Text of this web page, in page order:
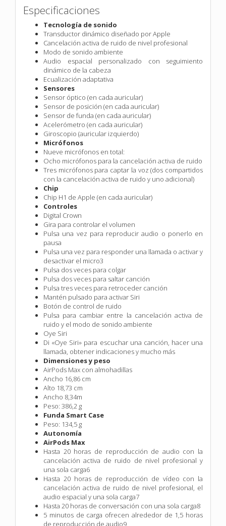
Especificaciones
Tecnología de sonido
Transductor dinámico diseñado por Apple
Cancelación activa de ruido de nivel profesional
Modo de sonido ambiente
Audio espacial personalizado con seguimiento
dinámico de la cabeza
Ecualización adaptativa
Sensores
Sensor óptico (en cada auricular)
Sensor de posición (en cada auricular)
Sensor de funda (en cada auricular)
Acelerómetro (en cada auricular)
Giroscopio (auricular izquierdo)
Micrófonos
Nueve micrófonos en total:
Ocho micrófonos para la cancelación activa de ruido
Tres micrófonos para captar la voz (dos compartidos
con la cancelación activa de ruido y uno adicional)
Chip
Chip H1 de Apple (en cada auricular)
Controles
Digital Crown
Gira para controlar el volumen
Pulsa una vez para reproducir audio o ponerlo en
pausa
Pulsa una vez para responder una llamada o activar y
desactivar el micro3
Pulsa dos veces para colgar
Pulsa dos veces para saltar canción
Pulsa tres veces para retroceder canción
Mantén pulsado para activar Siri
Botón de control de ruido
Pulsa para cambiar entre la cancelación activa de
ruido y el modo de sonido ambiente
Oye Siri
Di «Oye Siri» para escuchar una canción, hacer una
llamada, obtener indicaciones y mucho más
Dimensiones y peso
AirPods Max con almohadillas
Ancho 16,86 cm
Alto 18,73 cm
Ancho 8,34m
Peso: 386,2 g
Funda Smart Case
Peso: 134,5 g
Autonomía
AirPods Max
Hasta 20 horas de reproducción de audio con la
cancelación activa de ruido de nivel profesional y
una sola carga6
Hasta 20 horas de reproducción de vídeo con la
cancelación activa de ruido de nivel profesional, el
audio espacial y una sola carga7
Hasta 20 horas de conversación con una sola carga8
5 minutos de carga ofrecen alrededor de 1,5 horas
de reproducción de audio9